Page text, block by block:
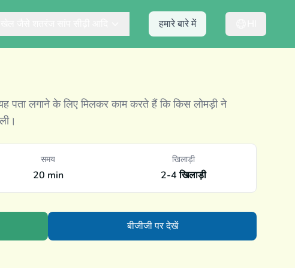
हमारे बारे में
पता लगाने के लिए मिलकर काम करते हैं कि किस लोमड़ी ने
समय
20 min
खिलाड़ी
2-4 खिलाड़ी
बीजीजी पर देखें